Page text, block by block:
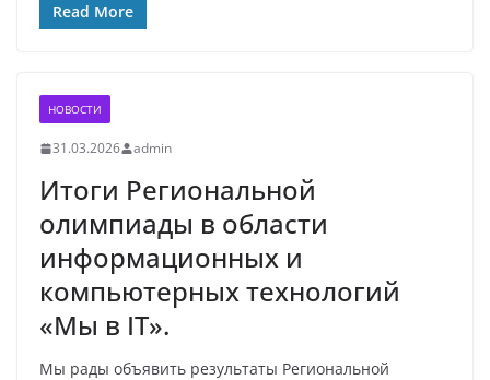
Read More
НОВОСТИ
31.03.2026 admin
Итоги Региональной
олимпиады в области
информационных и
компьютерных технологий
«Мы в IT».
Мы рады объявить результаты Региональной